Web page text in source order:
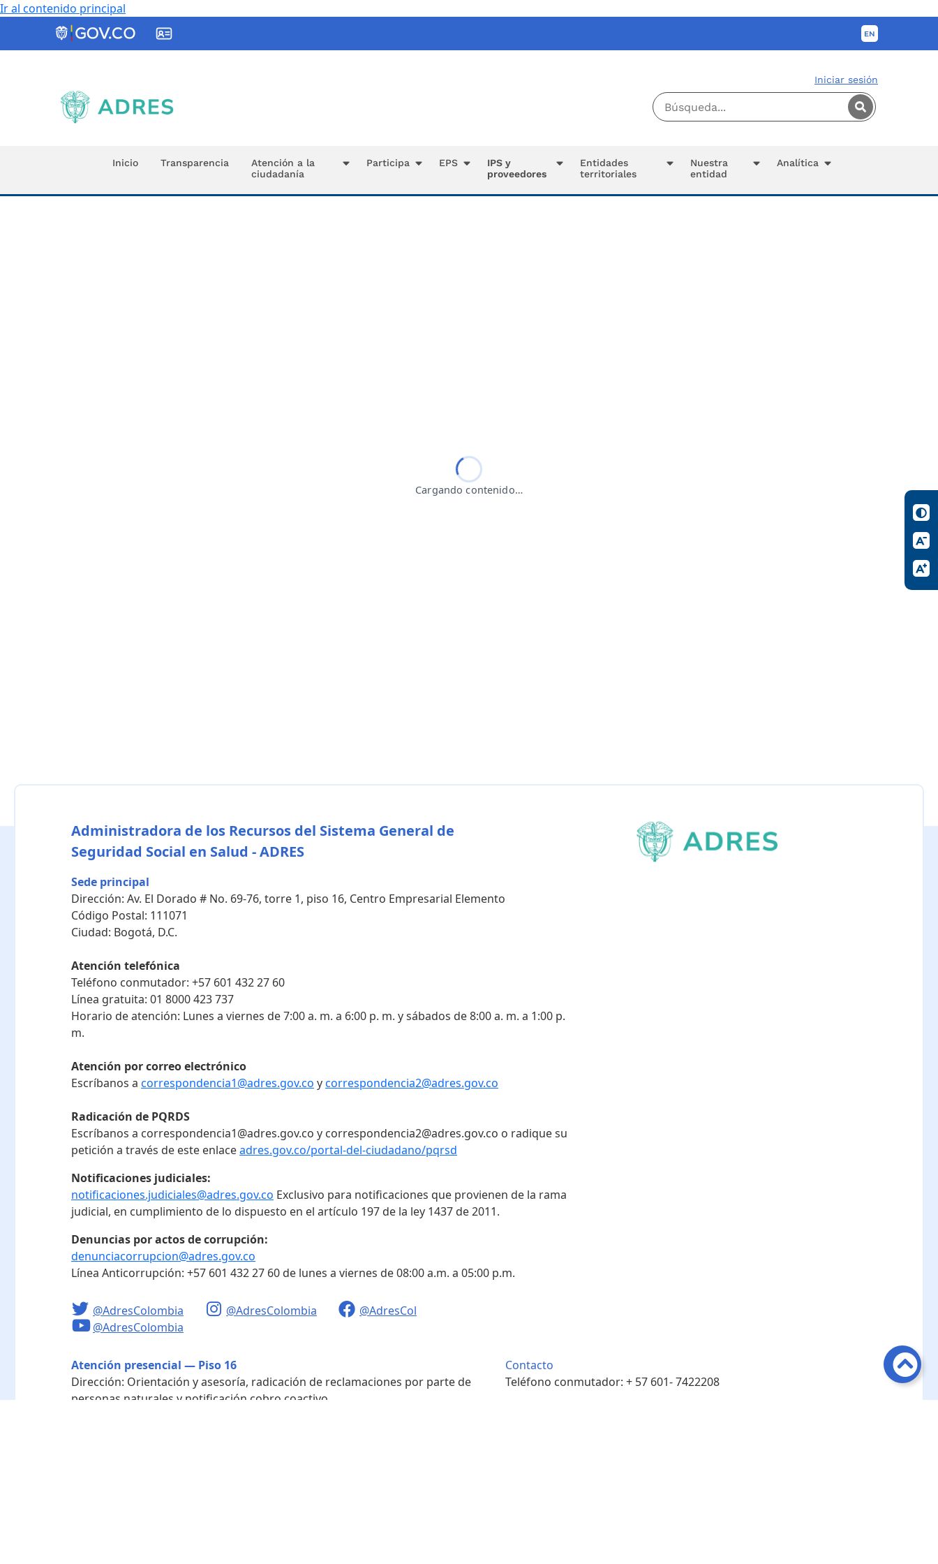
Ir al contenido principal
Iniciar sesión
ADRES
Inicio Transparencia
Atención a la
ciudadanía
Participa EPS
IPS y
proveedores
Entidades
territoriales
Nuestra
entidad
Analítica
Cargando contenido…
Administradora de los Recursos del Sistema General de
Seguridad Social en Salud - ADRES
Sede principal
Dirección: Av. El Dorado # No. 69-76, torre 1, piso 16, Centro Empresarial Elemento
Código Postal: 111071
Ciudad: Bogotá, D.C.
Atención telefónica
Teléfono conmutador: +57 601 432 27 60
Línea gratuita: 01 8000 423 737
Horario de atención: Lunes a viernes de 7:00 a. m. a 6:00 p. m. y sábados de 8:00 a. m. a 1:00 p.
m.
Atención por correo electrónico
Escríbanos a correspondencia1@adres.gov.co ycorrespondencia2@adres.gov.co
Radicación de PQRDS
Escríbanos a correspondencia1@adres.gov.co y correspondencia2@adres.gov.co o radique su
petición a través de este enlaceadres.gov.co/portal-del-ciudadano/pqrsd
Notificaciones judiciales:
notificaciones.judiciales@adres.gov.co Exclusivo para notificaciones que provienen de la rama
judicial, en cumplimiento de lo dispuesto en el artículo 197 de la ley 1437 de 2011.
Denuncias por actos de corrupción:
denunciacorrupcion@adres.gov.co
Línea Anticorrupción: +57 601 432 27 60 de lunes a viernes de 08:00 a.m. a 05:00 p.m.
@AdresColombia @AdresColombia
@AdresCol
@AdresColombia
Atención presencial — Piso 16
Dirección: Orientación y asesoría, radicación de reclamaciones por parte de
personas naturales y notificación cobro coactivo.
Contacto
Teléfono conmutador: + 57 601- 7422208